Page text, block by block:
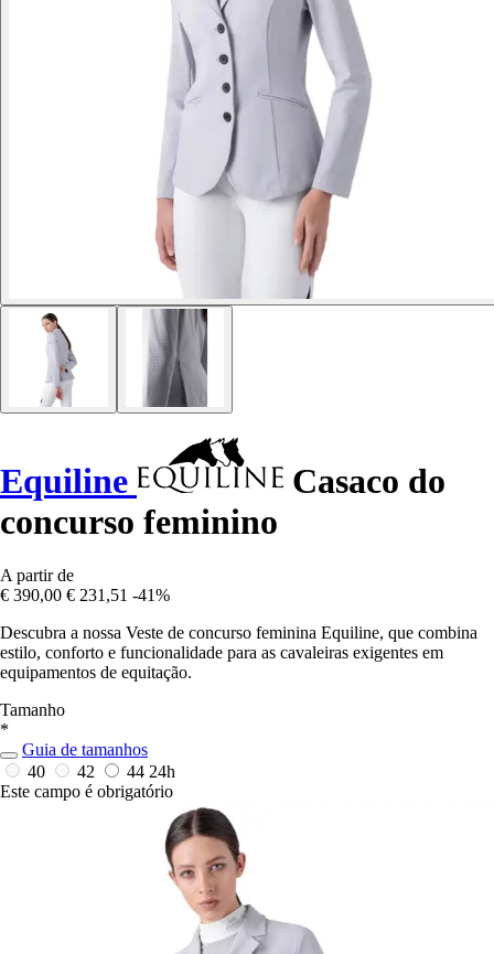
Equiline
Casaco do
concurso feminino
A partir de
€ 390,00 € 231,51 -41%
Descubra a nossa Veste de concurso feminina Equiline, que combina
estilo, conforto e funcionalidade para as cavaleiras exigentes em
equipamentos de equitação.
Tamanho
*
Guia de tamanhos
40
42 44 24h
Este campo é obrigatório